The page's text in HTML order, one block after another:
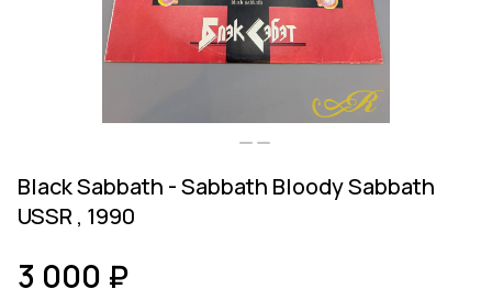
Black Sabbath - Sabbath Bloody Sabbath
USSR , 1990
3 000 ₽